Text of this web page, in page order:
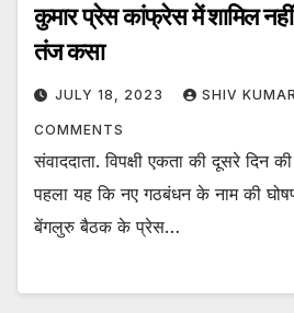
कुमार प्रेस कांफ्रेस में शामिल
तंज कसा
JULY 18, 2023 SHIV
COMMENTS
संवाददाता. विपक्षी एकता की दूसरे दिन
पहला यह कि नए गठबंधन के नाम की
बेंगलुरु बैठक के प्रेस…